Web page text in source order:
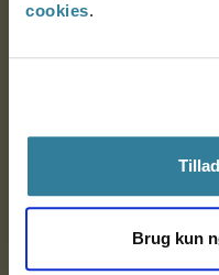
cookies.
Brug kun
CVR: 1007 4002